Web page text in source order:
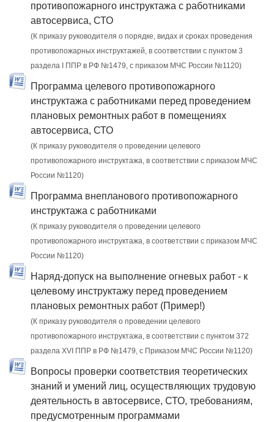
противопожарного инструктажа с работниками
автосервиса, СТО
(К приказу руководителя о порядке, видах и сроках проведения
противопожарных инструктажей, в соответствии с пунктом 3
раздела I ППР в РФ №1479, с приказом МЧС России №1120)
Программа целевого противопожарного
инструктажа с работниками перед проведением
плановых ремонтных работ в помещениях
автосервиса, СТО
(К приказу руководителя о проведении целевого
противопожарного инструктажа, в соответствии с приказом МЧС
России №1120)
Программа внепланового противопожарного
инструктажа с работниками
(К приказу руководителя о проведении целевого
противопожарного инструктажа, в соответствии с приказом МЧС
России №1120)
Наряд-допуск на выполнение огневых работ - к
целевому инструктажу перед проведением
плановых ремонтных работ (Пример!)
(К приказу руководителя о проведении целевого
противопожарного инструктажа, в соответствии с пунктом 372
раздела XVI ППР в РФ №1479, c Приказом МЧС России №1120)
Вопросы проверки соответствия теоретических
знаний и умений лиц, осуществляющих трудовую
деятельность в автосервисе, СТО, требованиям,
предусмотренным программами